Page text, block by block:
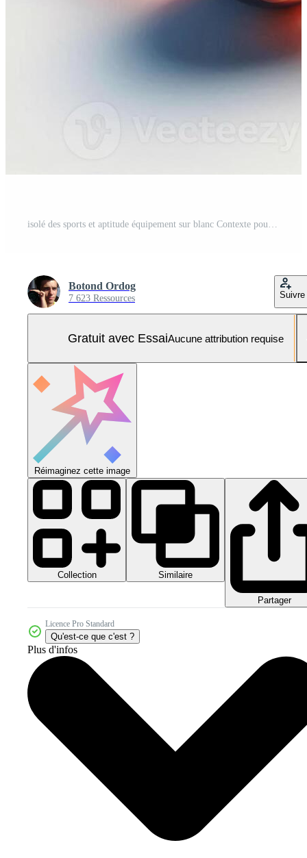
isolé des sports et aptitude équipement sur blanc Contexte pour salle de sport, exercer, et formation Besoins Photo Pro
Botond Ordog
7 623 Ressources Suivre
Gratuit avec EssaiAucune attribution requise
Réimaginez cette image
Collection Similaire
Partager
Licence Pro Standard
Qu'est-ce que c'est ?
Plus d'infos